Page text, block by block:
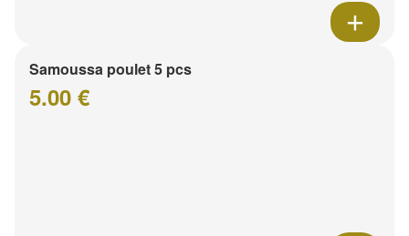
Samoussa poulet 5 pcs
5.00 €